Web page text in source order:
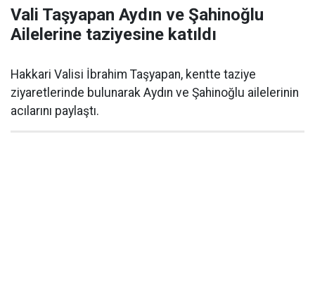
Vali Taşyapan Aydın ve Şahinoğlu
Ailelerine taziyesine katıldı
Hakkari Valisi İbrahim Taşyapan, kentte taziye
ziyaretlerinde bulunarak Aydın ve Şahinoğlu ailelerinin
acılarını paylaştı.